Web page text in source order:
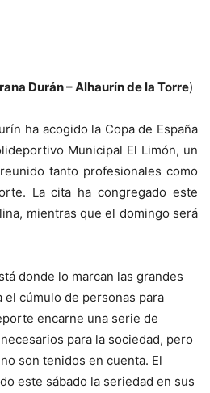
Durán – Alhaurín de la Torre)
ha acogido la Copa de España
Municipal El Limón, un
tanto profesionales como
La cita ha congregado este
mientras que el domingo será
donde lo marcan las grandes
cúmulo de personas para
encarne una serie de
para la sociedad, pero
son tenidos en cuenta. El
este sábado la seriedad en sus